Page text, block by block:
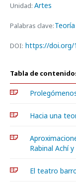
Unidad: Artes
Palabras clave:
DOI: https://doi.org/
Tabla de
Hacia una
Rabinal Achí
El teatro